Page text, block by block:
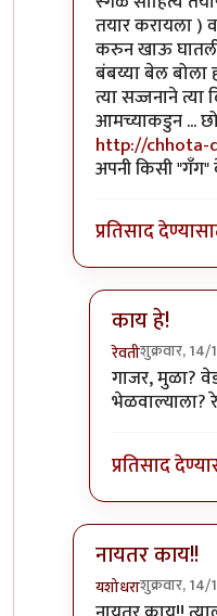
तयार करायला )
करुन खाऊ
बंबय्या बेल
त्या सज्जनाने
आमच्याकडुन ...
http://chhota-
अपनी किसी "गँग"
प्रतिसाद
काय हे!
रेवतीशुक्रवार,
In reply to
गाजर, मुळा?
भेळवाल्याला?
प्रतिसाद
नायतर काय!!
यशोधराशुक्रवार,